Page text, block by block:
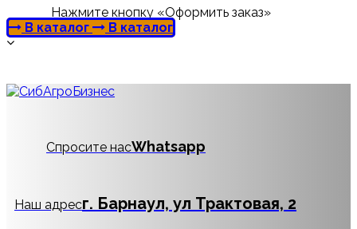
Нажмите кнопку «Оформить заказ»
В каталог
В каталог
Спросите насWhatsapp
Наш адресг. Барнаул, ул Трактовая, 2